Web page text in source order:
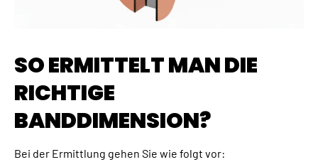
SO ERMITTELT MAN DIE
RICHTIGE
BANDDIMENSION?
Bei der Ermittlung gehen Sie wie folgt vor: